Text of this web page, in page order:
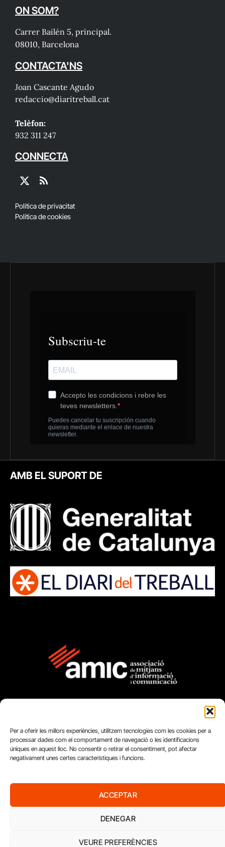
Per a oferir les millors experiències, utilitzem tecnologies com les cookies per a
processar dades com el comportament de navegació o les identificacions
úniques en aquest lloc. No consentir o retirar el consentiment, pot afectar
negativament unes certes característiques i funcions.
ACCEPTAR
DENEGAR
VEURE PREFERÈNCIES
ON SOM?
Carrer Bailén 5, principal.
08010, Barcelona
CONTACTA'NS
Joan Cascante Agudo
redaccio@diaritreball.cat
Telèfon:
932 311 247
CONNECTA
X
RSS
Política de privacitat
Política de cookies
AMB EL SUPORT DE
FUNDACIÓ
PERIODISME
PLURAL